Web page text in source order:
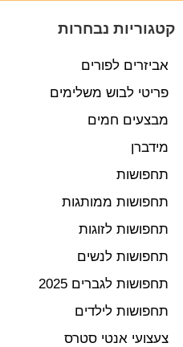
קטגוריות נבחרות
אביזרים לפורים
פריטי לבוש משלימים
מבצעים חמים
מידברן
תחפושות
תחפושות ממותגות
תחפושות לזוגות
תחפושות לנשים
תחפושות לגברים 2025
תחפושות לילדים
צעצועי אנטי סטרס